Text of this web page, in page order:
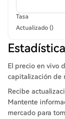
Tasa
Actualizado ()
El precio en vivo
capitalización de
Recibe
Mantente
mercado para